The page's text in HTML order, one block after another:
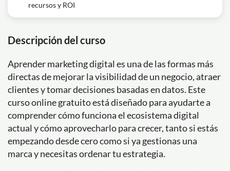
recursos y ROI
Descripción del curso
Aprender marketing digital es una de las formas más
directas de mejorar la visibilidad de un negocio, atraer
clientes y tomar decisiones basadas en datos. Este
curso online gratuito está diseñado para ayudarte a
comprender cómo funciona el ecosistema digital
actual y cómo aprovecharlo para crecer, tanto si estás
empezando desde cero como si ya gestionas una
marca y necesitas ordenar tu estrategia.